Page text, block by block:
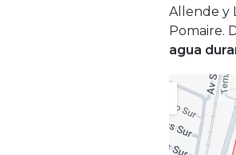
Allende y
Pomaire.
agua